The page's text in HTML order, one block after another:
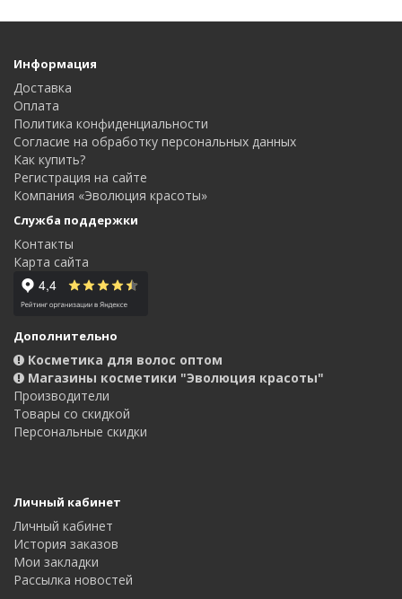
Информация
Доставка
Оплата
Политика конфиденциальности
Согласие на обработку персональных данных
Как купить?
Регистрация на сайте
Компания «Эволюция красоты»
Служба поддержки
Контакты
Карта сайта
Дополнительно
Косметика для волос оптом
Магазины косметики "Эволюция красоты"
Производители
Товары со скидкой
Персональные скидки
Личный кабинет
Личный кабинет
История заказов
Мои закладки
Рассылка новостей